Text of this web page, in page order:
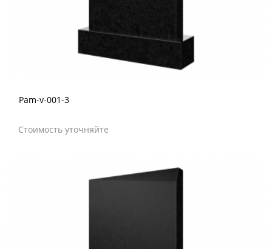
Pam-v-001-3
Стоимость уточняйте